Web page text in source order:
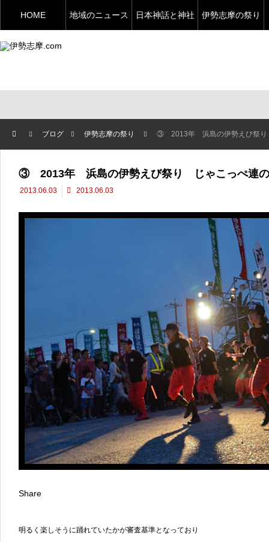
HOME 地域のニュース 日本神話と神社 伊勢志摩の祭り
ブログ 伊勢志摩の祭り ③ 2013年 浜島の伊勢えび祭り
③ 2013年 浜島の伊勢えび祭り じゃこっぺ連の
2013.06.03 2013.06.03
Share
明るく楽しそうに踊れていたかが審査基準となっており